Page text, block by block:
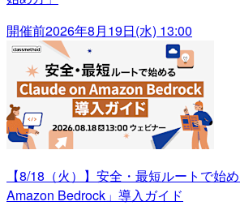
開催前2026年8月19日(水) 13:00
【8/18（火）】安全・最短ルートで始
Amazon Bedrock」導入ガイド